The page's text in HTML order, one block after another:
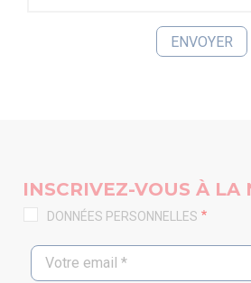
INSCRIVEZ-VOUS À LA
DONNÉES PERSONNELLES